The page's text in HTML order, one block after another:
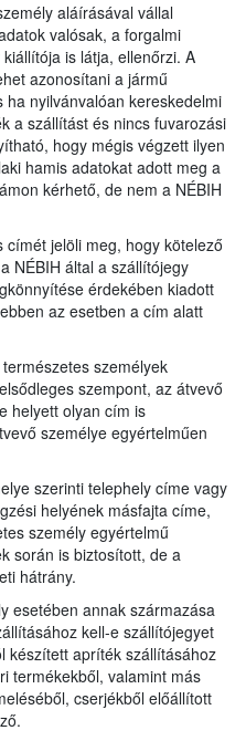
aláírásával vállal
valósak, a forgalmi
is látja, ellenőrzi. A
azonosítani a jármű
nyilvánvalóan kereskedelmi
a szállítást és nincs fuvarozási
hogy mégis végzett ilyen
hamis adatokat adott meg a
kérhető, de nem a NÉBIH
jelöli meg, hogy kötelező
NÉBIH által a szállítójegy
érdekében kiadott
az esetben a cím alatt
személyek
szempont, az átvevő
helyett olyan cím is
személye egyértelműen
szerinti telephely címe vagy
helyének másfajta címe,
személy egyértelmű
során is biztosított, de a
hátrány.
esetében annak származása
kell-e szállítójegyet
készített apríték szállításához
termékekből, valamint más
cserjékből előállított